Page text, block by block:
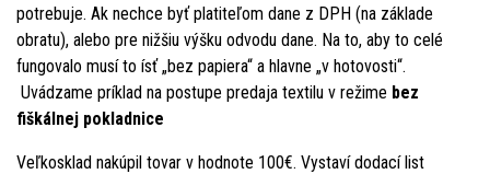
potrebuje. Ak nechce byť platiteľom dane z DPH (na základe
obratu), alebo pre nižšiu výšku odvodu dane. Na to, aby to celé
fungovalo musí to ísť „bez papiera“ a hlavne „v hotovosti“.
Uvádzame príklad na postupe predaja textilu v režime bez
fiškálnej pokladnice
Veľkosklad nakúpil tovar v hodnote 100€. Vystaví dodací list